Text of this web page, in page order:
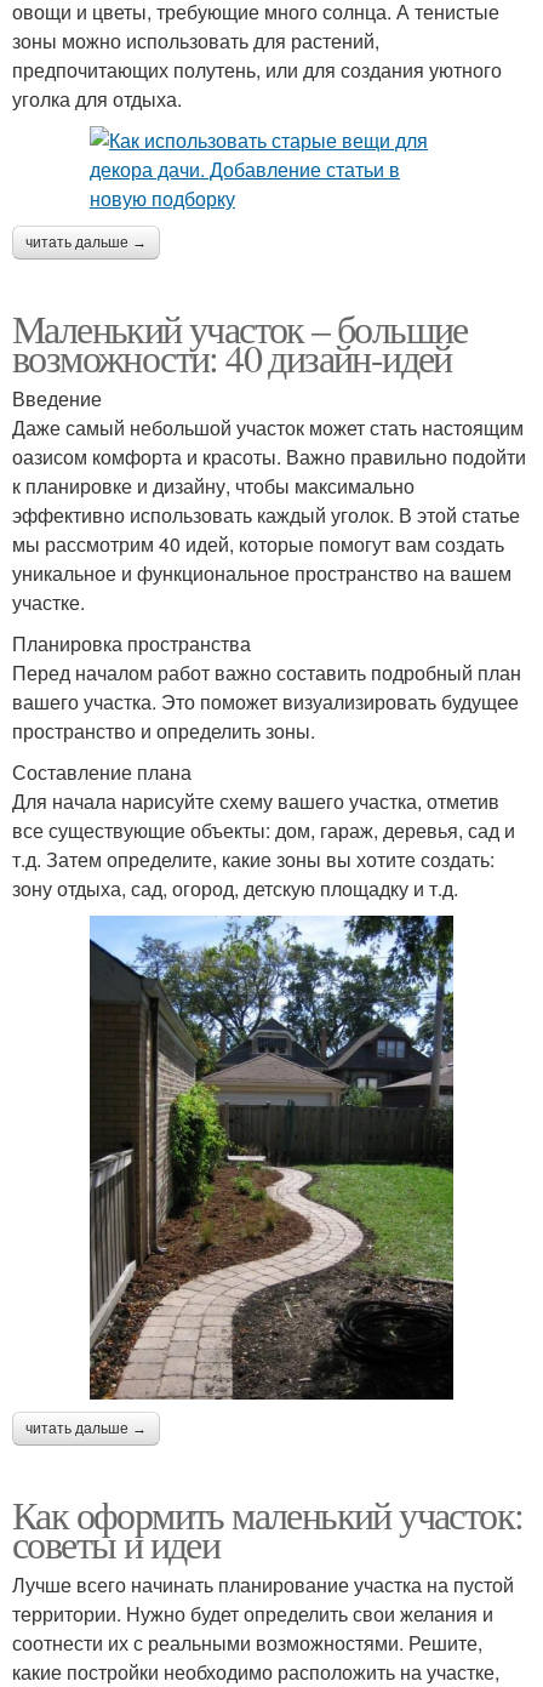
овощи и цветы, требующие много солнца. А тенистые
зоны можно использовать для растений,
предпочитающих полутень, или для создания уютного
уголка для отдыха.
читать дальше →
Маленький участок – большие
возможности: 40 дизайн-идей
Введение
Даже самый небольшой участок может стать настоящим
оазисом комфорта и красоты. Важно правильно подойти
к планировке и дизайну, чтобы максимально
эффективно использовать каждый уголок. В этой статье
мы рассмотрим 40 идей, которые помогут вам создать
уникальное и функциональное пространство на вашем
участке.
Планировка пространства
Перед началом работ важно составить подробный план
вашего участка. Это поможет визуализировать будущее
пространство и определить зоны.
Составление плана
Для начала нарисуйте схему вашего участка, отметив
все существующие объекты: дом, гараж, деревья, сад и
т.д. Затем определите, какие зоны вы хотите создать:
зону отдыха, сад, огород, детскую площадку и т.д.
читать дальше →
Как оформить маленький участок:
советы и идеи
Лучше всего начинать планирование участка на пустой
территории. Нужно будет определить свои желания и
соотнести их с реальными возможностями. Решите,
какие постройки необходимо расположить на участке,